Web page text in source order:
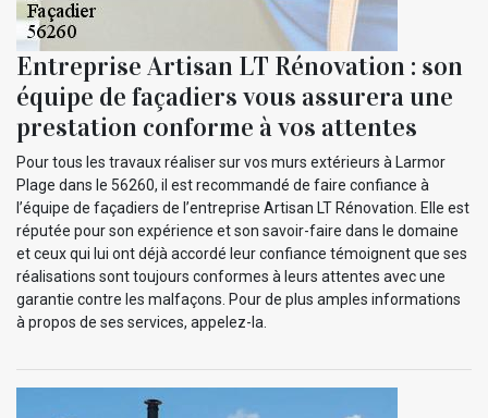
Entreprise Artisan LT Rénovation : son
équipe de façadiers vous assurera une
prestation conforme à vos attentes
Pour tous les travaux réaliser sur vos murs extérieurs à Larmor
Plage dans le 56260, il est recommandé de faire confiance à
l’équipe de façadiers de l’entreprise Artisan LT Rénovation. Elle est
réputée pour son expérience et son savoir-faire dans le domaine
et ceux qui lui ont déjà accordé leur confiance témoignent que ses
réalisations sont toujours conformes à leurs attentes avec une
garantie contre les malfaçons. Pour de plus amples informations
à propos de ses services, appelez-la.